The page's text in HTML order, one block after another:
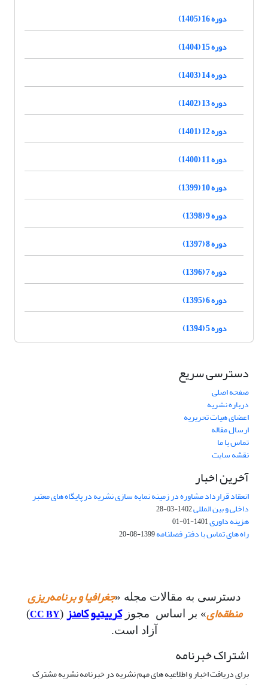
دوره 16 (1405)
دوره 15 (1404)
دوره 14 (1403)
دوره 13 (1402)
دوره 12 (1401)
دوره 11 (1400)
دوره 10 (1399)
دوره 9 (1398)
دوره 8 (1397)
دوره 7 (1396)
دوره 6 (1395)
دوره 5 (1394)
دسترسی سریع
صفحه اصلی
درباره نشریه
اعضای هیات تحریریه
ارسال مقاله
تماس با ما
نقشه سایت
آخرین اخبار
انعقاد قرارداد مشاوره در زمینه نمایه سازی نشریه در پایگاه های معتبر
داخلی و بین المللی1402-03-28
هزینه داوری1401-01-01
راه های تماس با دفتر فصلنامه1399-08-20
دسترسی به مقالات مجله «جغرافیا و برنامه‌ریزی
منطقه‌ای» بر اساس مجوزکرییتیو کامنز (
CC BY
)
آزاد است.
اشتراک خبرنامه
برای دریافت اخبار و اطلاعیه های مهم نشریه در خبرنامه نشریه مشترک